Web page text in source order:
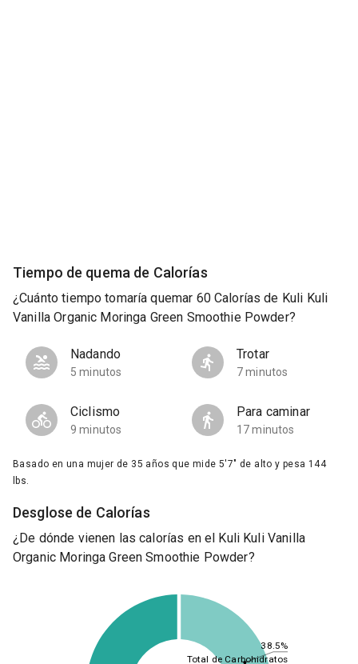
Tiempo de quema de Calorías
¿Cuánto tiempo tomaría quemar 60 Calorías de Kuli Kuli
Vanilla Organic Moringa Green Smoothie Powder?
Nadando
5 minutos
Trotar
7 minutos
Ciclismo
9 minutos
Para caminar
17 minutos
Basado en una mujer de 35 años que mide 5'7" de alto y pesa 144
lbs.
Desglose de Calorías
¿De dónde vienen las calorías en el Kuli Kuli Vanilla
Organic Moringa Green Smoothie Powder?
38.5%
Total de Carbohidratos